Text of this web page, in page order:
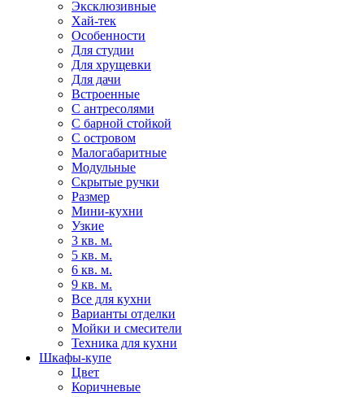
Эксклюзивные
Хай-тек
Особенности
Для студии
Для хрущевки
Для дачи
Встроенные
С антресолями
С барной стойкой
С островом
Малогабаритные
Модульные
Скрытые ручки
Размер
Мини-кухни
Узкие
3 кв. м.
5 кв. м.
6 кв. м.
9 кв. м.
Все для кухни
Варианты отделки
Мойки и смесители
Техника для кухни
Шкафы-купе
Цвет
Коричневые